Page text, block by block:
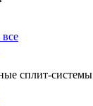
сплит-системы